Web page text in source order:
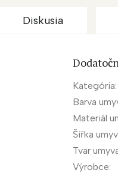
Diskusia
Kategória:
Barva
Materiál
Šířka
Tvar
Výrobce: